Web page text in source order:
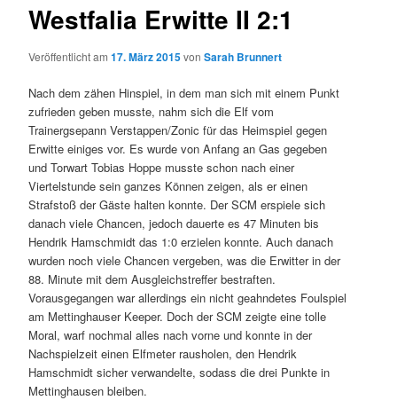
Westfalia Erwitte II 2:1
Veröffentlicht am17. März 2015vonSarah Brunnert
Nach dem zähen Hinspiel, in dem man sich mit einem Punkt
zufrieden geben musste, nahm sich die Elf vom
Trainergsepann Verstappen/Zonic für das Heimspiel gegen
Erwitte einiges vor. Es wurde von Anfang an Gas gegeben
und Torwart Tobias Hoppe musste schon nach einer
Viertelstunde sein ganzes Können zeigen, als er einen
Strafstoß der Gäste halten konnte. Der SCM erspiele sich
danach viele Chancen, jedoch dauerte es 47 Minuten bis
Hendrik Hamschmidt das 1:0 erzielen konnte. Auch danach
wurden noch viele Chancen vergeben, was die Erwitter in der
88. Minute mit dem Ausgleichstreffer bestraften.
Vorausgegangen war allerdings ein nicht geahndetes Foulspiel
am Mettinghauser Keeper. Doch der SCM zeigte eine tolle
Moral, warf nochmal alles nach vorne und konnte in der
Nachspielzeit einen Elfmeter rausholen, den Hendrik
Hamschmidt sicher verwandelte, sodass die drei Punkte in
Mettinghausen bleiben.